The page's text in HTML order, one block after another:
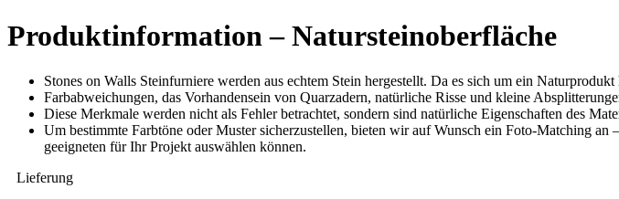
Produktinformation – Natursteinoberfläche
Stones on Walls Steinfurniere werden aus echtem Stein hergestellt. Da es sich um ein
Farbabweichungen, das Vorhandensein von Quarzadern, natürliche Risse und kleine
Diese Merkmale werden nicht als Fehler betrachtet, sondern sind natürliche Eigenschaften des
Um bestimmte Farbtöne oder Muster sicherzustellen, bieten wir auf Wunsch ein Foto-Matching
geeigneten für Ihr Projekt auswählen können.
Lieferung